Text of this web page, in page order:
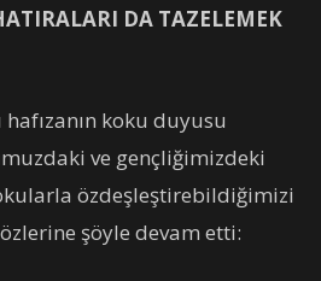
DA TAZELEMEK
koku duyusu
ve gençliğimizdeki
özdeşleştirebildiğimizi
şöyle devam etti: